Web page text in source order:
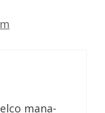
mana-